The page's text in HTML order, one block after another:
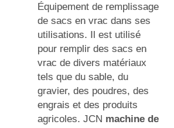
Équipement de remplissage
de sacs en vrac dans ses
utilisations. Il est utilisé
pour remplir des sacs en
vrac de divers matériaux
tels que du sable, du
gravier, des poudres, des
engrais et des produits
agricoles. JCN machine de